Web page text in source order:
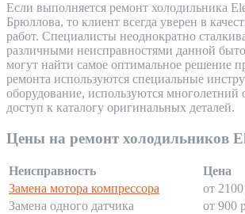
Если выполняется ремонт холодильника
Брюллова, то клиент всегда уверен в
работ. Специалисты неоднократно
различными неисправностями данной
могут найти самое оптимальное решение
ремонта используются специальные
оборудование, используются многолетний
доступ к каталогу оригинальных деталей.
Цены на ремонт холодильников
Неисправность
Цена
Замена мотора компрессора
от
Замена одного датчика
от 900